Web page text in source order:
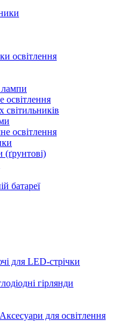
освітлення
лампи
освітлення
світильників
освітлення
(ґрунтові)
батареї
для LED-стрічки
гірлянди
Аксесуари для освітлення